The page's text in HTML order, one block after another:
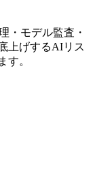
・モデル監査・
上げするAIリス
す。